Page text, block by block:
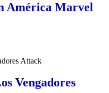
América Marvel
Vengadores